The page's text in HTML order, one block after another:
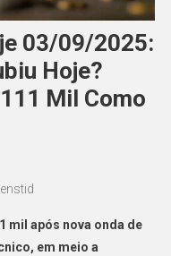
03/09/2025:
Hoje?
Mil Como
mil após nova onda de
em meio a